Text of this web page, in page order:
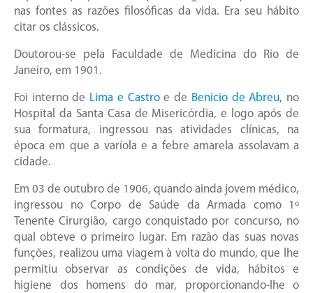
nas fontes as razões filosóficas da vida. Era seu hábito
citar os clássicos.
Doutorou-se pela Faculdade de Medicina do Rio de
Janeiro, em 1901.
Foi interno de Lima e Castroe de Benicio de Abreu, no
Hospital da Santa Casa de Misericórdia, e logo após de
sua formatura, ingressou nas atividades clínicas, na
época em que a varíola e a febre amarela assolavam a
cidade.
Em 03 de outubro de 1906, quando ainda jovem médico,
ingressou no Corpo de Saúde da Armada como 1º
Tenente Cirurgião, cargo conquistado por concurso, no
qual obteve o primeiro lugar. Em razão das suas novas
funções, realizou uma viagem à volta do mundo, que lhe
permitiu observar as condições de vida, hábitos e
higiene dos homens do mar, proporcionando-lhe o